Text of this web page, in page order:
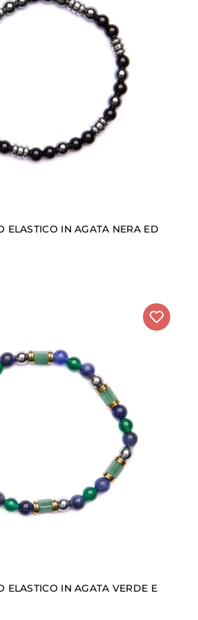
ELASTICO IN AGATA NERA ED
ELASTICO IN AGATA VERDE E